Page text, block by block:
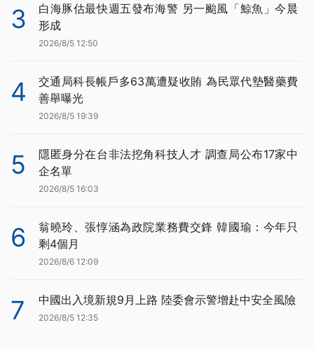
3
白海豚估最快週五發布海警 另一颱風「鯨魚」今晨
形成
2026/8/5 12:50
4
交通局科長帳戶多63萬遭疑收賄 為民眾代墊醫藥費
善舉曝光
2026/8/5 19:39
5
隱匿身分在台非法挖角科技人才 調查局公布17家中
企名單
2026/8/5 16:03
6
翁曉玲、張惇涵為政院業務費交鋒 韓國瑜：今年只
剩4個月
2026/8/6 12:09
7 中國出入境新規9月上路 陸委會示警增赴中安全風險
2026/8/5 12:35